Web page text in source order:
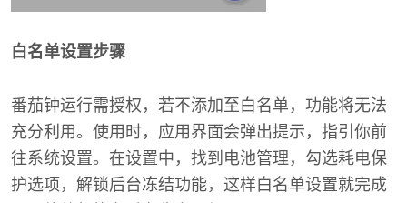
白名单设置步骤
番茄钟运行需授权，若不添加至白名单，功能将无法
充分利用。使用时，应用界面会弹出提示，指引你前
往系统设置。在设置中，找到电池管理，勾选耗电保
护选项，解锁后台冻结功能，这样白名单设置就完成